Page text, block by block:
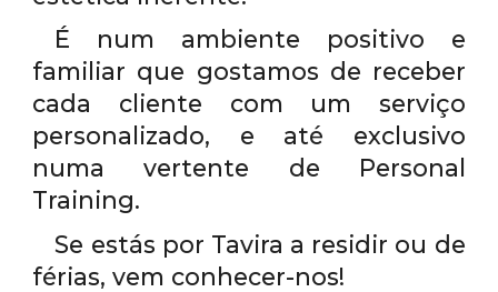
É num ambiente positivo e
familiar que gostamos de receber
cada cliente com um serviço
personalizado, e até exclusivo
numa vertente de Personal
Training.
Se estás por Tavira a residir ou de
férias, vem conhecer-nos!